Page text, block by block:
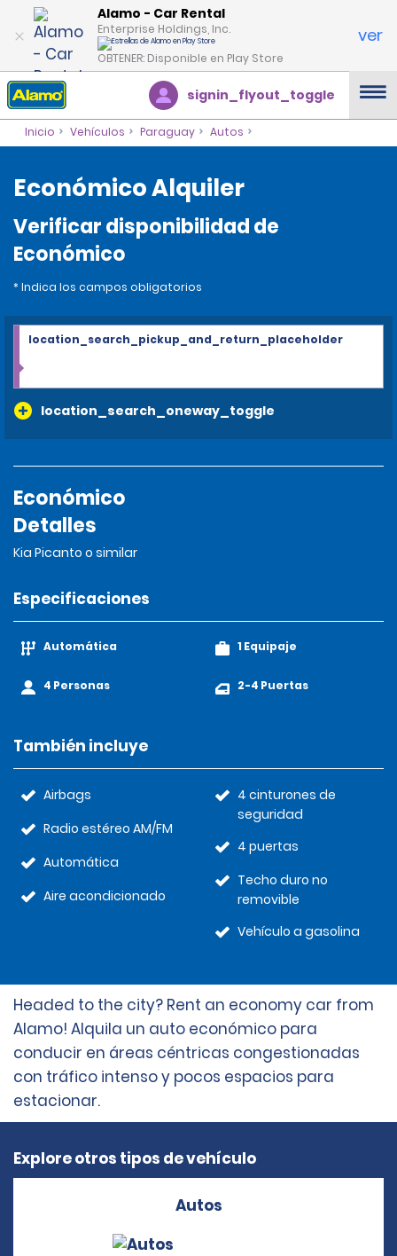
Alamo - Car Rental
Enterprise Holdings, Inc.
OBTENER: Disponible en Play Store
ver
signin_flyout_toggle
Inicio Vehículos Paraguay Autos
Económico Alquiler
Verificar disponibilidad de
Económico
* Indica los campos obligatorios
location_search_oneway_toggle
location_search_pickup_and_return_placeholder
Económico
Detalles
Kia Picanto o similar
Especificaciones
Automática
4 Personas
1 Equipaje
2-4 Puertas
También incluye
Airbags
Radio estéreo AM/FM
Automática
Aire acondicionado
4 cinturones de
seguridad
4 puertas
Techo duro no
removible
Vehículo a gasolina
Headed to the city? Rent an economy car from
Alamo! Alquila un auto económico para
conducir en áreas céntricas congestionadas
con tráfico intenso y pocos espacios para
estacionar.
Explore otros tipos de vehículo
Autos